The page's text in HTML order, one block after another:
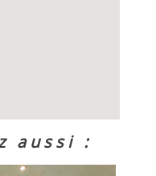
aussi :